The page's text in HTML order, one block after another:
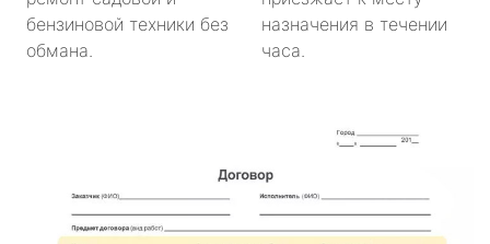
бензиновой техники без
обмана.
назначения в течении
часа.